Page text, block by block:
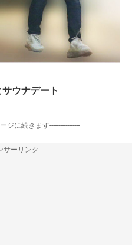
ウナデート
ジに続きます-----------------
サーリンク